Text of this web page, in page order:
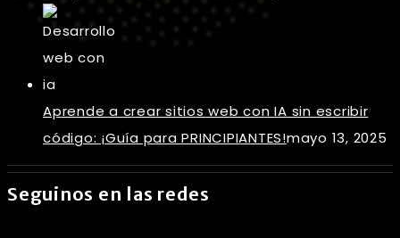
Aprende a crear sitios web con IA sin escribir
código: ¡Guía para PRINCIPIANTES!mayo 13, 2025
Seguinos en las redes